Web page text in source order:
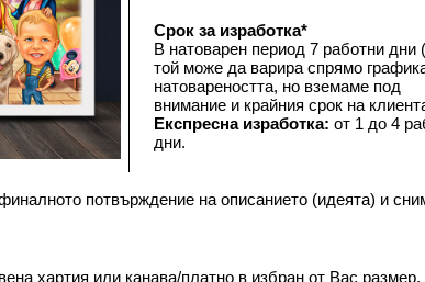
Срок за изработка*
В натоварен период 7 работни дни
той може да варира спрямо
натовареността, но вземаме под
внимание и крайния срок на
Експресна изработка: от 1 до 4
дни.
потвърждение на описанието (идеята) и
хартия или канава/платно в избран от Вас размер.